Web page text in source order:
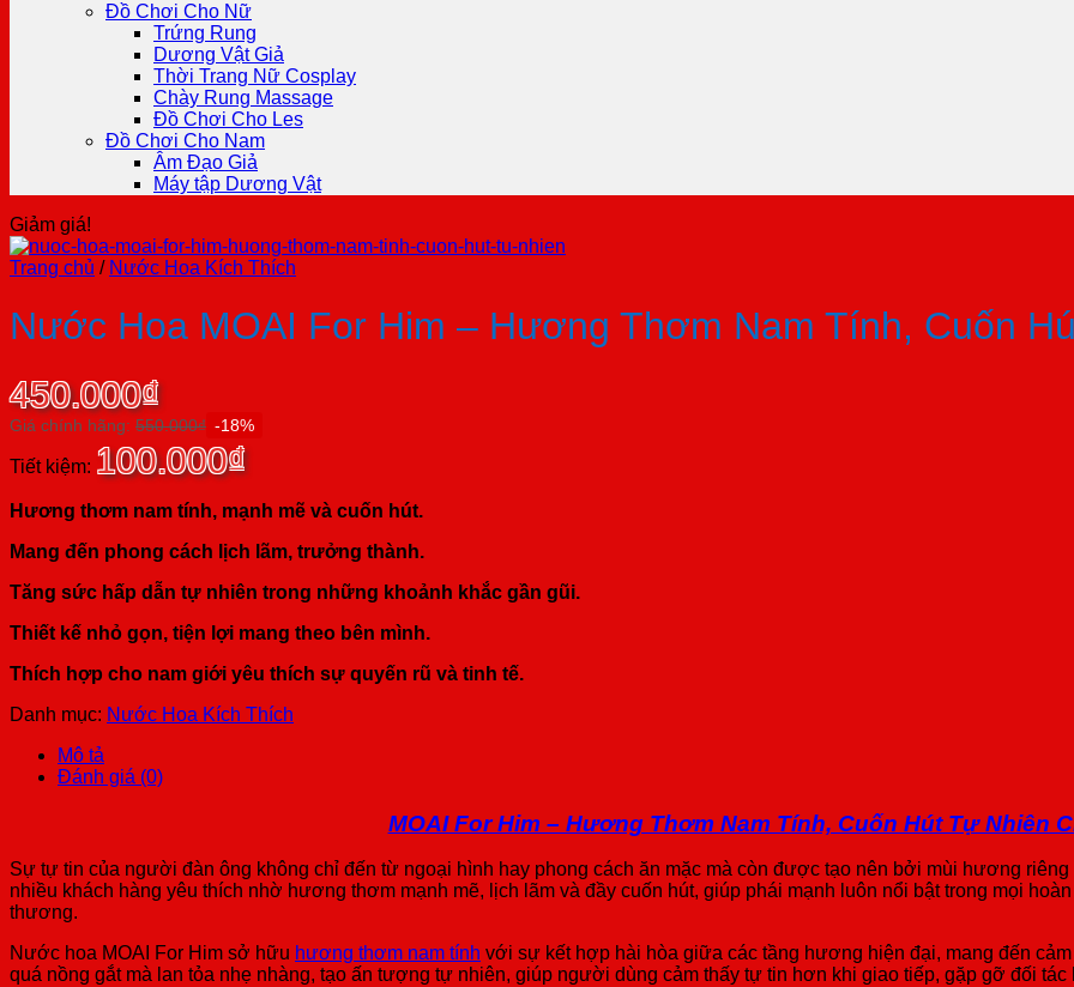
Đồ Chơi Cho Nữ
Trứng Rung
Dương Vật Giả
Thời Trang Nữ Cosplay
Chày Rung Massage
Đồ Chơi Cho Les
Đồ Chơi Cho Nam
Âm Đạo Giả
Máy tập Dương Vật
Giảm giá!
Trang chủ / Nước Hoa Kích Thích
Nước Hoa MOAI For Him – Hương Thơm Nam Tính, Cuốn
450.000₫
Giá chính hãng: 550.000₫ -18%
Tiết kiệm: 100.000₫
Hương thơm nam tính, mạnh mẽ và cuốn hút.
Mang đến phong cách lịch lãm, trưởng thành.
Tăng sức hấp dẫn tự nhiên trong những khoảnh khắc gần gũi.
Thiết kế nhỏ gọn, tiện lợi mang theo bên mình.
Thích hợp cho nam giới yêu thích sự quyến rũ và tinh tế.
Danh mục: Nước Hoa Kích Thích
Mô tả
Đánh giá (0)
MOAI For Him – Hương Thơm Nam Tính, Cuốn Hút Tự Nhiên
Sự tự tin của người đàn ông không chỉ đến từ ngoại hình hay phong cách ăn mặc mà còn được tạo nên bởi mùi hương
nhiều khách hàng yêu thích nhờ hương thơm mạnh mẽ, lịch lãm và đầy cuốn hút, giúp phái mạnh luôn nổi bật trong mọi
thương.
Nước hoa MOAI For Him sở hữu hương thơm nam tính với sự kết hợp hài hòa giữa các tầng hương hiện đại, mang đến
quá nồng gắt mà lan tỏa nhẹ nhàng, tạo ấn tượng tự nhiên, giúp người dùng cảm thấy tự tin hơn khi giao tiếp, gặp gỡ đối